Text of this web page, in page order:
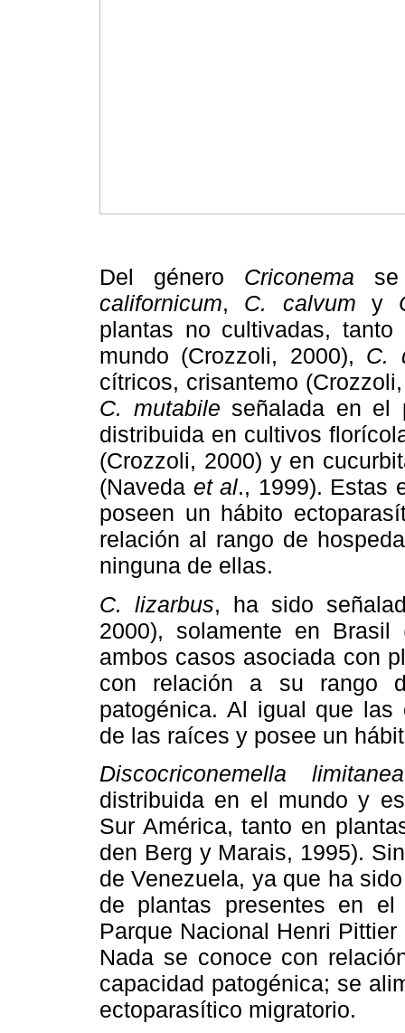
Del género Criconema se
californicum, C. calvum y
plantas no cultivadas,
mundo (Crozzoli, 2000), C.
cítricos, crisantemo
C. mutabile señalada en el
distribuida en cultivos
(Crozzoli, 2000) y en
(Naveda et al., 1999). Estas
poseen un hábito
relación al rango de
ninguna de ellas.
C. lizarbus, ha sido
2000), solamente en
ambos casos asociada con
con relación a su rango
patogénica. Al igual que
de las raíces y posee un
Discocriconemella limitanea
distribuida en el mundo y
Sur América, tanto en
den Berg y Marais, 1995).
de Venezuela, ya que ha
de plantas presentes en
Parque Nacional Henri
Nada se conoce con
capacidad patogénica; se
ectoparasítico migratorio.